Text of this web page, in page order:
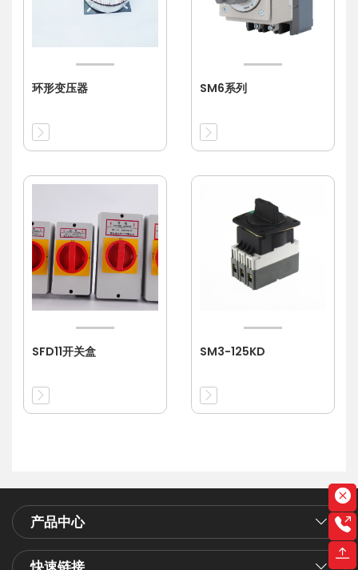
环形变压器 SM6系列
SFD11开关盒 SM3-125KD
产品中心